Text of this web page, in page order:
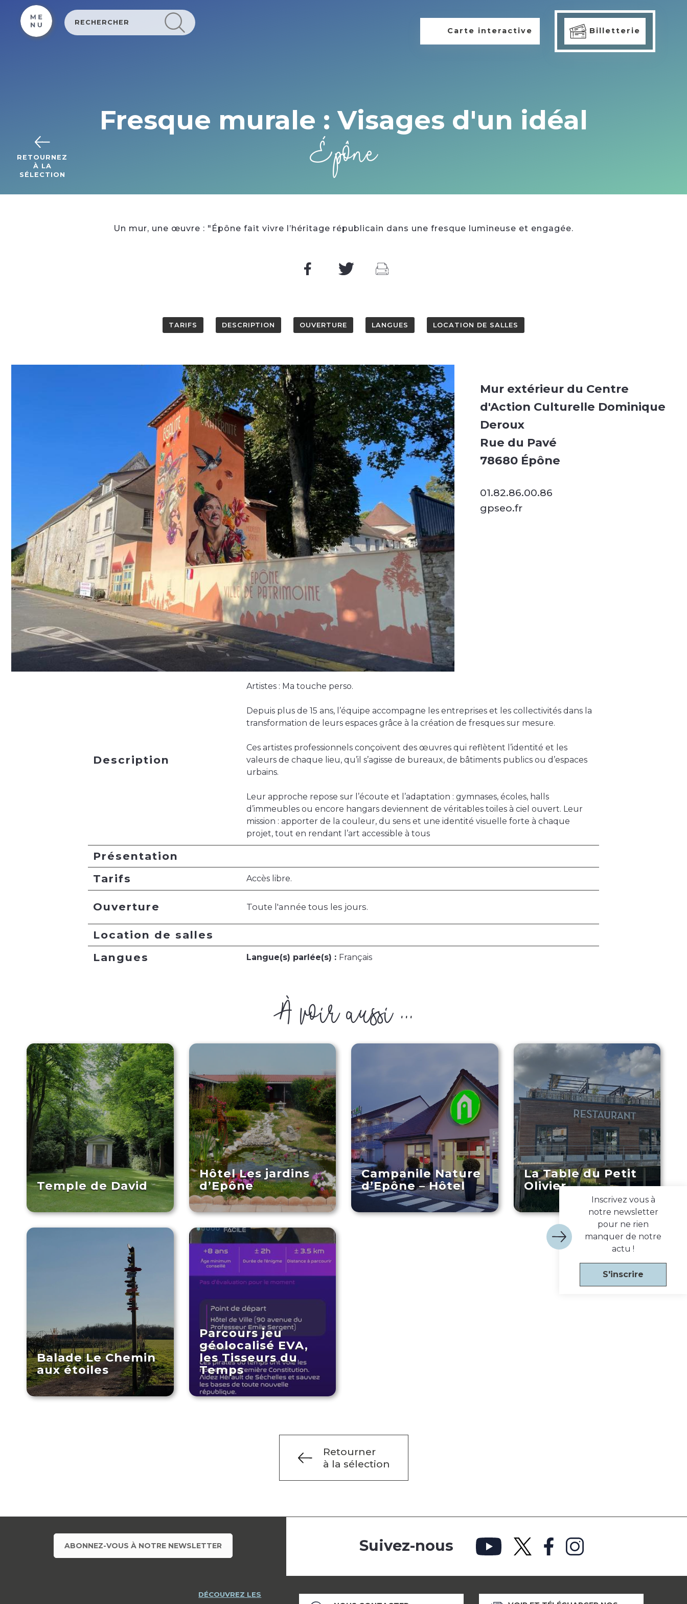
Carte interactive Billetterie
RETOURNEZ
À LA
SÉLECTION
Fresque murale : Visages d'un idéal
Épône
Un mur, une œuvre : "Épône fait vivre l’héritage républicain dans une fresque lumineuse et engagée.
TARIFS DESCRIPTION OUVERTURE LANGUES LOCATION DE SALLES
Mur extérieur du Centre
d'Action Culturelle Dominique
Deroux
Rue du Pavé
78680 Épône
01.82.86.00.86
gpseo.fr
Description
Artistes : Ma touche perso.
Depuis plus de 15 ans, l’équipe accompagne les entreprises et les collectivités dans la
transformation de leurs espaces grâce à la création de fresques sur mesure.
Ces artistes professionnels conçoivent des œuvres qui reflètent l’identité et les
valeurs de chaque lieu, qu’il s’agisse de bureaux, de bâtiments publics ou d’espaces
urbains.
Leur approche repose sur l’écoute et l’adaptation : gymnases, écoles, halls
d’immeubles ou encore hangars deviennent de véritables toiles à ciel ouvert. Leur
mission : apporter de la couleur, du sens et une identité visuelle forte à chaque
projet, tout en rendant l’art accessible à tous
Présentation
Tarifs
Accès libre.
Ouverture Toute l'année tous les jours.
Location de salles
Langues
Langue(s) parlée(s) : Français
À voir aussi ...
Temple de David
Hôtel Les jardins
d’Epône
Campanile Nature
d’Epône – Hôtel
La Table du Petit
Olivier
Balade Le Chemin
aux étoiles
Parcours jeu
géolocalisé EVA,
les Tisseurs du
Temps
Retourner
à la sélection
Inscrivez vous à
notre newsletter
pour ne rien
manquer de notre
actu !
S'inscrire
ABONNEZ-VOUS À NOTRE NEWSLETTER
DÉCOUVREZ LES
Suivez-nous
Cookies management panel